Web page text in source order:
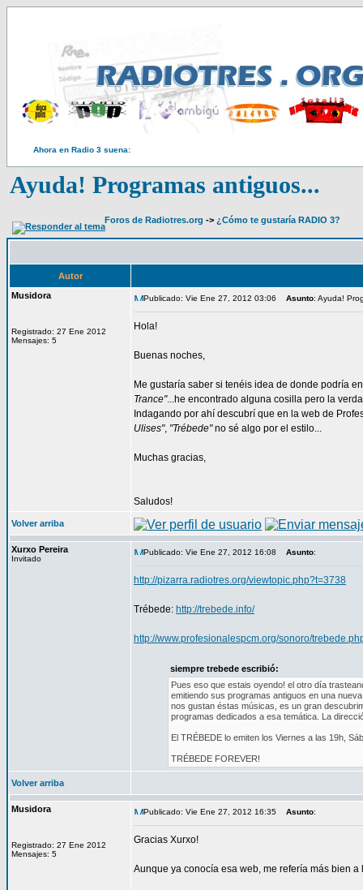
Ahora en Radio 3 suena:
Ayuda! Programas antiguos...
Foros de Radiotres.org -> ¿Cómo te gustaría RADIO 3?
Autor
Musidora
Registrado: 27 Ene 2012
Mensajes: 5
Publicado: Vie Ene 27, 2012 03:06 Asunto: Ayuda!
Hola!
Buenas noches,
Me gustaría saber si tenéis idea de donde podría
Trance"...he encontrado alguna cosilla pero la
Indagando por ahí descubrí que en la web de
Ulises", "Trébede"no sé algo por el estilo...
Muchas gracias,
Saludos!
Volver arriba
Xurxo Pereira
Invitado
Publicado: Vie Ene 27, 2012 16:08 Asunto:
http://pizarra.radiotres.org/viewtopic.php?t=3738
Trébede: http://trebede.info/
http://www.profesionalespcm.org/sonoro/
siempre trebede escribió:
Pues eso que estais oyendo! el otro día
emitiendo sus programas antiguos en una
nos gustan éstas músicas, es un gran
programas dedicados a esa temática. La
El TRÉBEDE lo emiten los Viernes a las 19h,
TRÉBEDE FOREVER!
Volver arriba
Musidora
Registrado: 27 Ene 2012
Mensajes: 5
Publicado: Vie Ene 27, 2012 16:35 Asunto:
Gracias Xurxo!
Aunque ya conocía esa web, me refería más bien